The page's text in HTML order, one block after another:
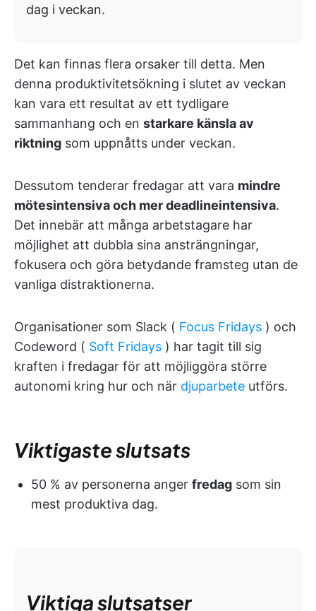
dag i veckan.
Det kan finnas flera orsaker till detta. Men
denna produktivitetsökning i slutet av veckan
kan vara ett resultat av ett tydligare
sammanhang och en starkare känsla av
riktning som uppnåtts under veckan.
Dessutom tenderar fredagar att vara mindre
mötesintensiva och mer deadlineintensiva.
Det innebär att många arbetstagare har
möjlighet att dubbla sina ansträngningar,
fokusera och göra betydande framsteg utan de
vanliga distraktionerna.
Organisationer som Slack ( Focus Fridays ) och
Codeword ( Soft Fridays ) har tagit till sig
kraften i fredagar för att möjliggöra större
autonomi kring hur och när djuparbete utförs.
Viktigaste slutsats
50 % av personerna anger fredag som sin
mest produktiva dag.
Viktiga slutsatser